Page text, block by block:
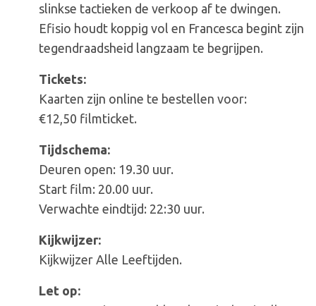
slinkse tactieken de verkoop af te dwingen.
Efisio houdt koppig vol en Francesca begint zijn
tegendraadsheid langzaam te begrijpen.
Tickets:
Kaarten zijn online te bestellen voor:
€12,50 filmticket.
Tijdschema:
Deuren open: 19.30 uur.
Start film: 20.00 uur.
Verwachte eindtijd: 22:30 uur.
Kijkwijzer:
Kijkwijzer Alle Leeftijden.
Let op: